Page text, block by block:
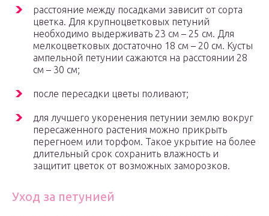
расстояние между посадками зависит от сорта
цветка. Для крупноцветковых петуний
необходимо выдерживать 23 см – 25 см. Для
мелкоцветковых достаточно 18 см – 20 см. Кусты
ампельной петунии сажаются на расстоянии 28
см – 30 см;
после пересадки цветы поливают;
для лучшего укоренения петунии землю вокруг
пересаженного растения можно прикрыть
перегноем или торфом. Такое укрытие на более
длительный срок сохранить влажность и
защитит цветок от возможных заморозков.
Уход за петунией